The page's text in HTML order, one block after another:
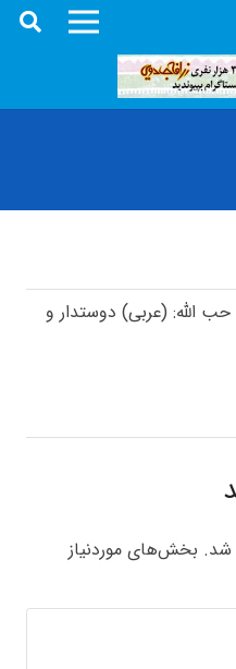
الله: (عربی) دوستدار و
شد. بخش‌های موردنیاز